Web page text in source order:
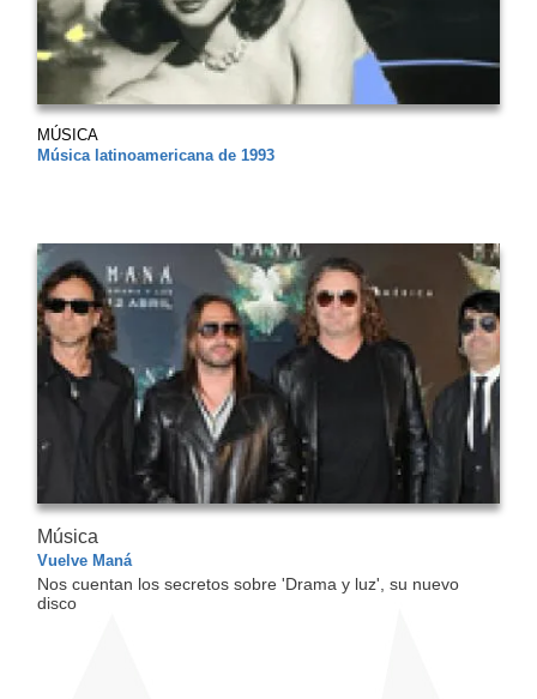
MÚSICA
Música latinoamericana de 1993
Música
Vuelve Maná
Nos cuentan los secretos sobre 'Drama y luz', su nuevo
disco